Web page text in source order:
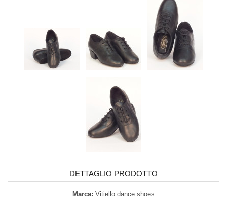
DETTAGLIO PRODOTTO
Marca: Vitiello dance shoes